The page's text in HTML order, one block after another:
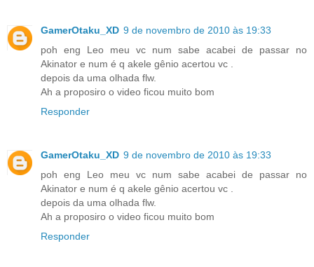
GamerOtaku_XD 9 de novembro de 2010 às 19:33
poh eng Leo meu vc num sabe acabei de passar no
Akinator e num é q akele gênio acertou vc .
depois da uma olhada flw.
Ah a proposiro o video ficou muito bom
Responder
GamerOtaku_XD 9 de novembro de 2010 às 19:33
poh eng Leo meu vc num sabe acabei de passar no
Akinator e num é q akele gênio acertou vc .
depois da uma olhada flw.
Ah a proposiro o video ficou muito bom
Responder